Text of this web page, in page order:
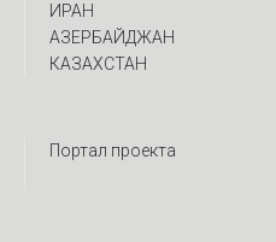
ИРАН
АЗЕРБАЙДЖАН
КАЗАХСТАН
Портал проекта